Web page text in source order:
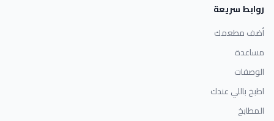
روابط سريعة
أضف مطعمك
مساعدة
الوصفات
اطبخ باللي عندك
المطابخ